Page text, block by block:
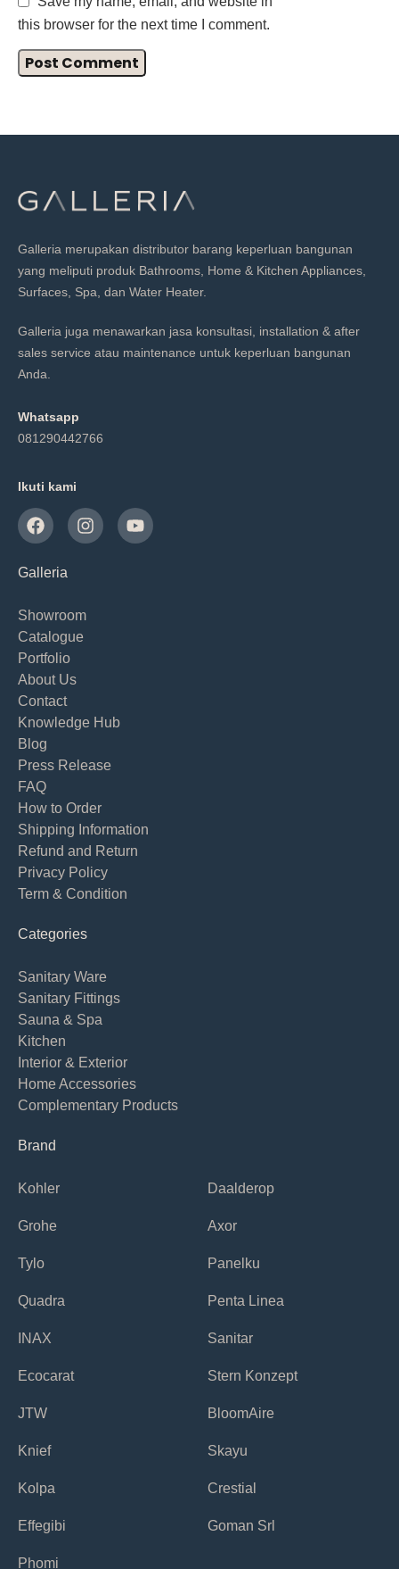
this browser for the next time I comment.
Galleria merupakan distributor barang keperluan bangunan
yang meliputi produk Bathrooms, Home & Kitchen Appliances,
Surfaces, Spa, dan Water Heater.
Galleria juga menawarkan jasa konsultasi, installation & after
sales service atau maintenance untuk keperluan bangunan
Anda.
Whatsapp
081290442766
Ikuti kami
Galleria
Showroom
Catalogue
Portfolio
About Us
Contact
Knowledge Hub
Blog
Press Release
FAQ
How to Order
Shipping Information
Refund and Return
Privacy Policy
Term & Condition
Categories
Sanitary Ware
Sanitary Fittings
Sauna & Spa
Kitchen
Interior & Exterior
Home Accessories
Complementary Products
Brand
Kohler
Grohe
Tylo
Quadra
INAX
Ecocarat
JTW
Knief
Kolpa
Effegibi
Phomi
Daalderop
Axor
Panelku
Penta Linea
Sanitar
Stern Konzept
BloomAire
Skayu
Crestial
Goman Srl